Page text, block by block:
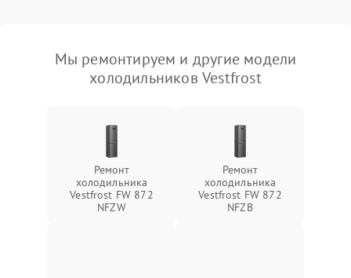
Мы ремонтируем и другие модели
холодильников Vestfrost
Ремонт
холодильника
Vestfrost FW 872
NFZW
Ремонт
холодильника
Vestfrost FW 872
NFZВ